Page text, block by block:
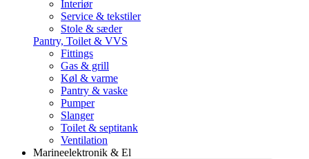
Interiør
Service & tekstiler
Stole & sæder
Pantry, Toilet & VVS
Fittings
Gas & grill
Køl & varme
Pantry & vaske
Pumper
Slanger
Toilet & septitank
Ventilation
Marineelektronik & El